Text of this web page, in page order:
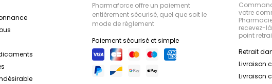
Pharmaforce offre un paiement
entièrement sécurisé, quel que soit le
mode de règlement
Paiement sécurisé et simple
votre
recevez-
point
Retrait
Livraison
Livraison